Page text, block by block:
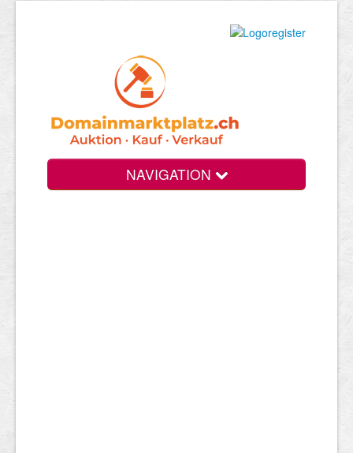
NAVIGATION